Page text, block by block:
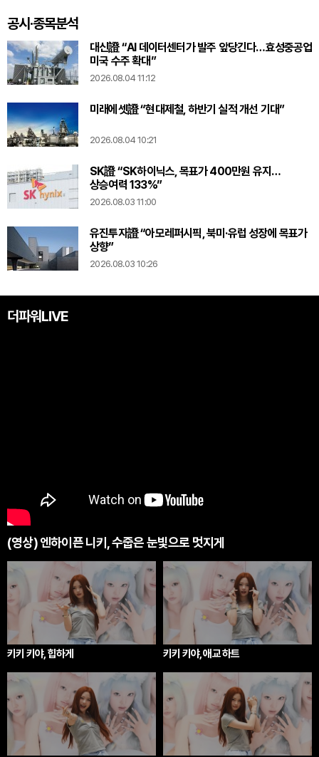
공시·종목분석
대신證 “AI 데이터센터가 발주 앞당긴다…효성중공업
미국 수주 확대”
2026.08.04 11:12
미래에셋證 “현대제철, 하반기 실적 개선 기대”
2026.08.04 10:21
SK證 “SK하이닉스, 목표가 400만원 유지…
상승여력 133%”
2026.08.03 11:00
유진투자證 “아모레퍼시픽, 북미·유럽 성장에 목표가
상향”
2026.08.03 10:26
더파워LIVE
(영상) 엔하이픈 니키, 수줍은 눈빛으로 멋지게
키키 키야, 힙하게 키키 키야, 애교 하트